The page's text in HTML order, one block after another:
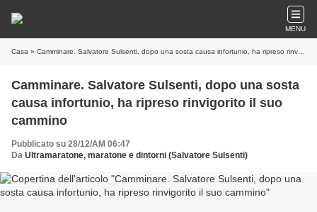
MENU
Casa » Camminare. Salvatore Sulsenti, dopo una sosta causa infortunio, ha ripreso rinvigorito il suo cammino
Camminare. Salvatore Sulsenti, dopo una sosta
causa infortunio, ha ripreso rinvigorito il suo
cammino
Pubblicato su 28/12/AM 06:47
Da Ultramaratone, maratone e dintorni (Salvatore Sulsenti)